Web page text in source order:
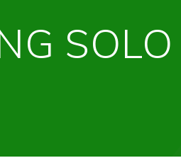
SOLO